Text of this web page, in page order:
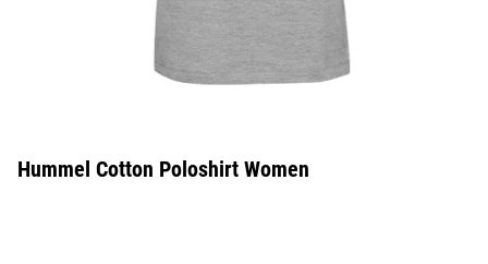
Hummel Cotton Poloshirt Women